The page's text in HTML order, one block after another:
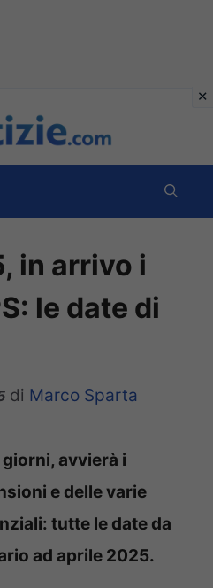
in arrivo i
le date di
di Marco Sparta
giorni, avvierà i
e delle varie
tutte le date da
ad aprile 2025.